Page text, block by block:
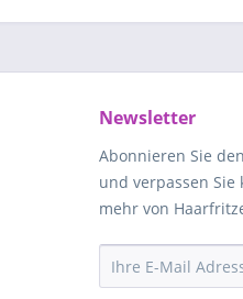
Newsletter
Abonnieren Sie
und verpassen
mehr von